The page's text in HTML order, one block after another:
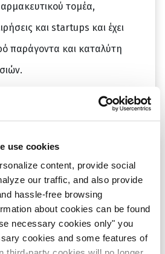
use cookies
content, provide social
our traffic, and also provide
hassle-free browsing
about cookies can be found
necessary cookies only" you
cookies and some features of
τομέα,
και startups και έχει
παράγοντα και καταλύτη